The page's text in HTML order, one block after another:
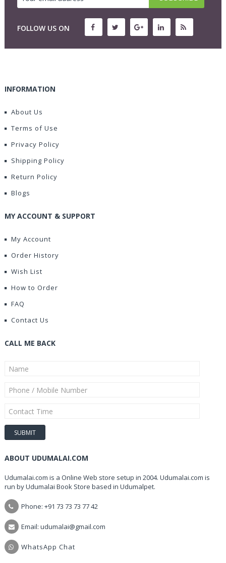
FOLLOW US ON
INFORMATION
About Us
Terms of Use
Privacy Policy
Shipping Policy
Return Policy
Blogs
MY ACCOUNT & SUPPORT
My Account
Order History
Wish List
How to Order
FAQ
Contact Us
CALL ME BACK
ABOUT UDUMALAI.COM
Udumalai.com is a Online Web store setup in 2004. Udumalai.com is
run by Udumalai Book Store based in Udumalpet.
Phone: +91 73 73 73 77 42
Email: udumalai@gmail.com
WhatsApp Chat